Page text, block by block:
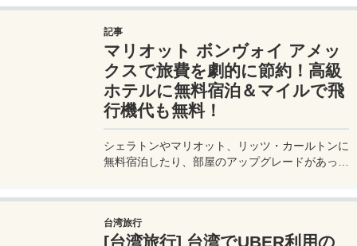
最適です。初年度の年会費無料も魅力。ステータ
スと実用性を兼ね備えたビジネスカードで、あな
たのビジネスをワンランクアップさせませんか？
記事
マリオット ボンヴォイ アメッ
クスで旅費を劇的に節約！高級
ホテルに無料宿泊＆マイルで飛
行機代も無料！
シェラトンやマリオット、リッツ・カールトンに
無料宿泊したり、部屋のアップグレードがあった
カード 」の魅力とメリット、デメリットを交え
詳しく紹介していきたい。
台湾旅行
[台湾旅行] 台湾でUBER利用の